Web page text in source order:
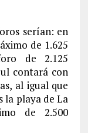
serían: en
de 1.625
de 2.125
contará con
al igual que
la playa de La
de 2.500